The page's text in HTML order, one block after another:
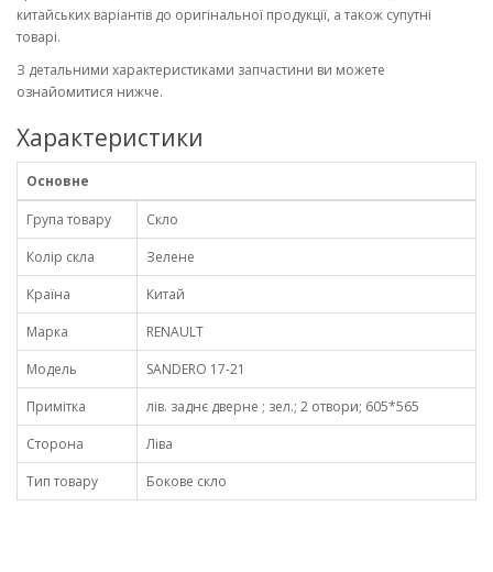
китайських варіантів до оригінальної продукції, а також супутні
товарі.
З детальними характеристиками запчастини ви можете
ознайомитися нижче.
Характеристики
Основне
Група товару
Скло
Колір скла
Зелене
Країна
Китай
Марка
RENAULT
Модель
SANDERO 17-21
Примітка
лів. заднє дверне ; зел.; 2 отвори; 605*565
Сторона
Ліва
Тип товару
Бокове скло